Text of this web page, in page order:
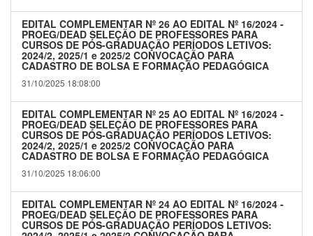
EDITAL COMPLEMENTAR Nº 26 AO EDITAL Nº 16/2024 -
PROEG/DEAD SELEÇÃO DE PROFESSORES PARA
CURSOS DE PÓS-GRADUAÇÃO PERÍODOS LETIVOS:
2024/2, 2025/1 e 2025/2 CONVOCAÇÃO PARA
CADASTRO DE BOLSA E FORMAÇÃO PEDAGÓGICA
31/10/2025 18:08:00
EDITAL COMPLEMENTAR Nº 25 AO EDITAL Nº 16/2024 -
PROEG/DEAD SELEÇÃO DE PROFESSORES PARA
CURSOS DE PÓS-GRADUAÇÃO PERÍODOS LETIVOS:
2024/2, 2025/1 e 2025/2 CONVOCAÇÃO PARA
CADASTRO DE BOLSA E FORMAÇÃO PEDAGÓGICA
31/10/2025 18:06:00
EDITAL COMPLEMENTAR Nº 24 AO EDITAL Nº 16/2024 -
PROEG/DEAD SELEÇÃO DE PROFESSORES PARA
CURSOS DE PÓS-GRADUAÇÃO PERÍODOS LETIVOS: